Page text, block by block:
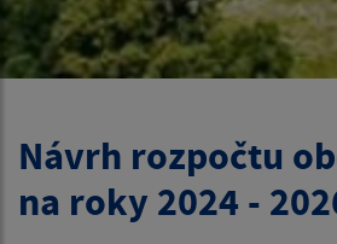
Návrh rozpočtu
na roky 2024 -